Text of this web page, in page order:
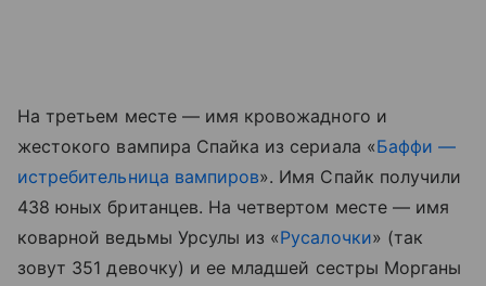
На третьем месте — имя кровожадного и
жестокого вампира Спайка из сериала «Баффи —
истребительница вампиров». Имя Спайк получили
438 юных британцев. На четвертом месте — имя
коварной ведьмы Урсулы из «Русалочки» (так
зовут 351 девочку) и ее младшей сестры Морганы